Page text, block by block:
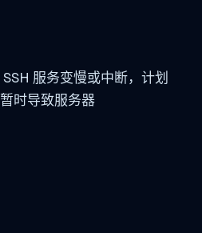
服务变慢或中断，计划
时导致服务器